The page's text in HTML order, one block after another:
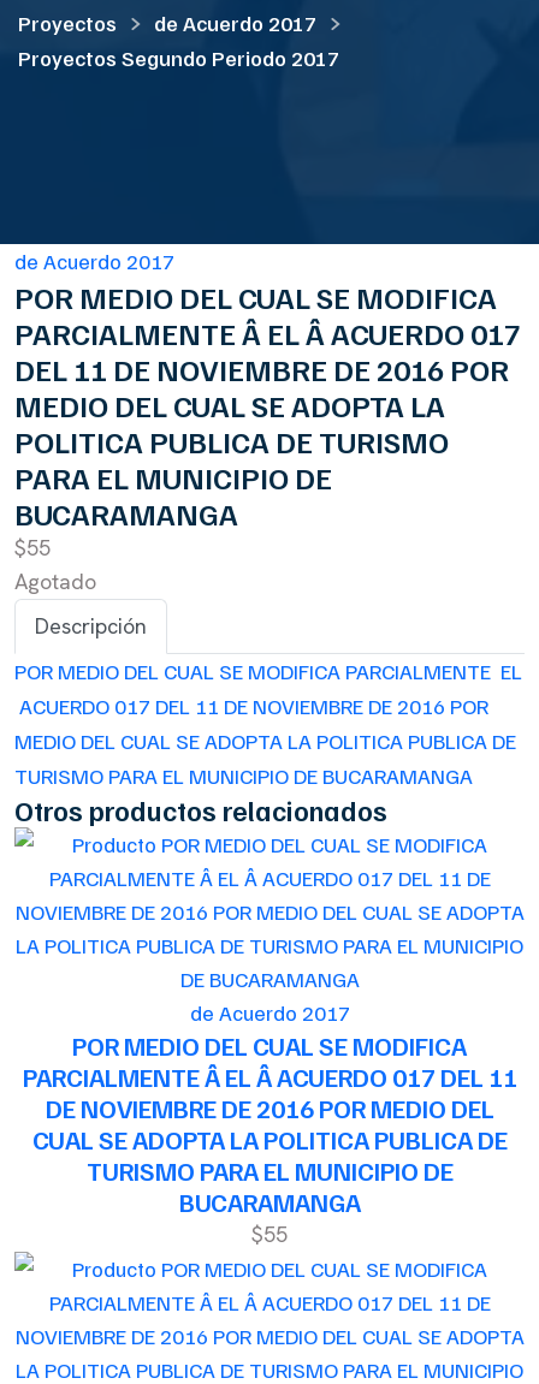
Proyectos
de Acuerdo 2017
Proyectos Segundo Periodo 2017
de Acuerdo 2017
POR MEDIO DEL CUAL SE MODIFICA
PARCIALMENTE Â EL Â ACUERDO 017
DEL 11 DE NOVIEMBRE DE 2016 POR
MEDIO DEL CUAL SE ADOPTA LA
POLITICA PUBLICA DE TURISMO
PARA EL MUNICIPIO DE
BUCARAMANGA
$55
Agotado
Descripción
POR MEDIO DEL CUAL SE MODIFICA PARCIALMENTE EL
ACUERDO 017 DEL 11 DE NOVIEMBRE DE 2016 POR
MEDIO DEL CUAL SE ADOPTA LA POLITICA PUBLICA DE
TURISMO PARA EL MUNICIPIO DE BUCARAMANGA
Otros productos relacionados
de Acuerdo 2017
POR MEDIO DEL CUAL SE MODIFICA
PARCIALMENTE Â EL Â ACUERDO 017 DEL 11
DE NOVIEMBRE DE 2016 POR MEDIO DEL
CUAL SE ADOPTA LA POLITICA PUBLICA DE
TURISMO PARA EL MUNICIPIO DE
BUCARAMANGA
$55